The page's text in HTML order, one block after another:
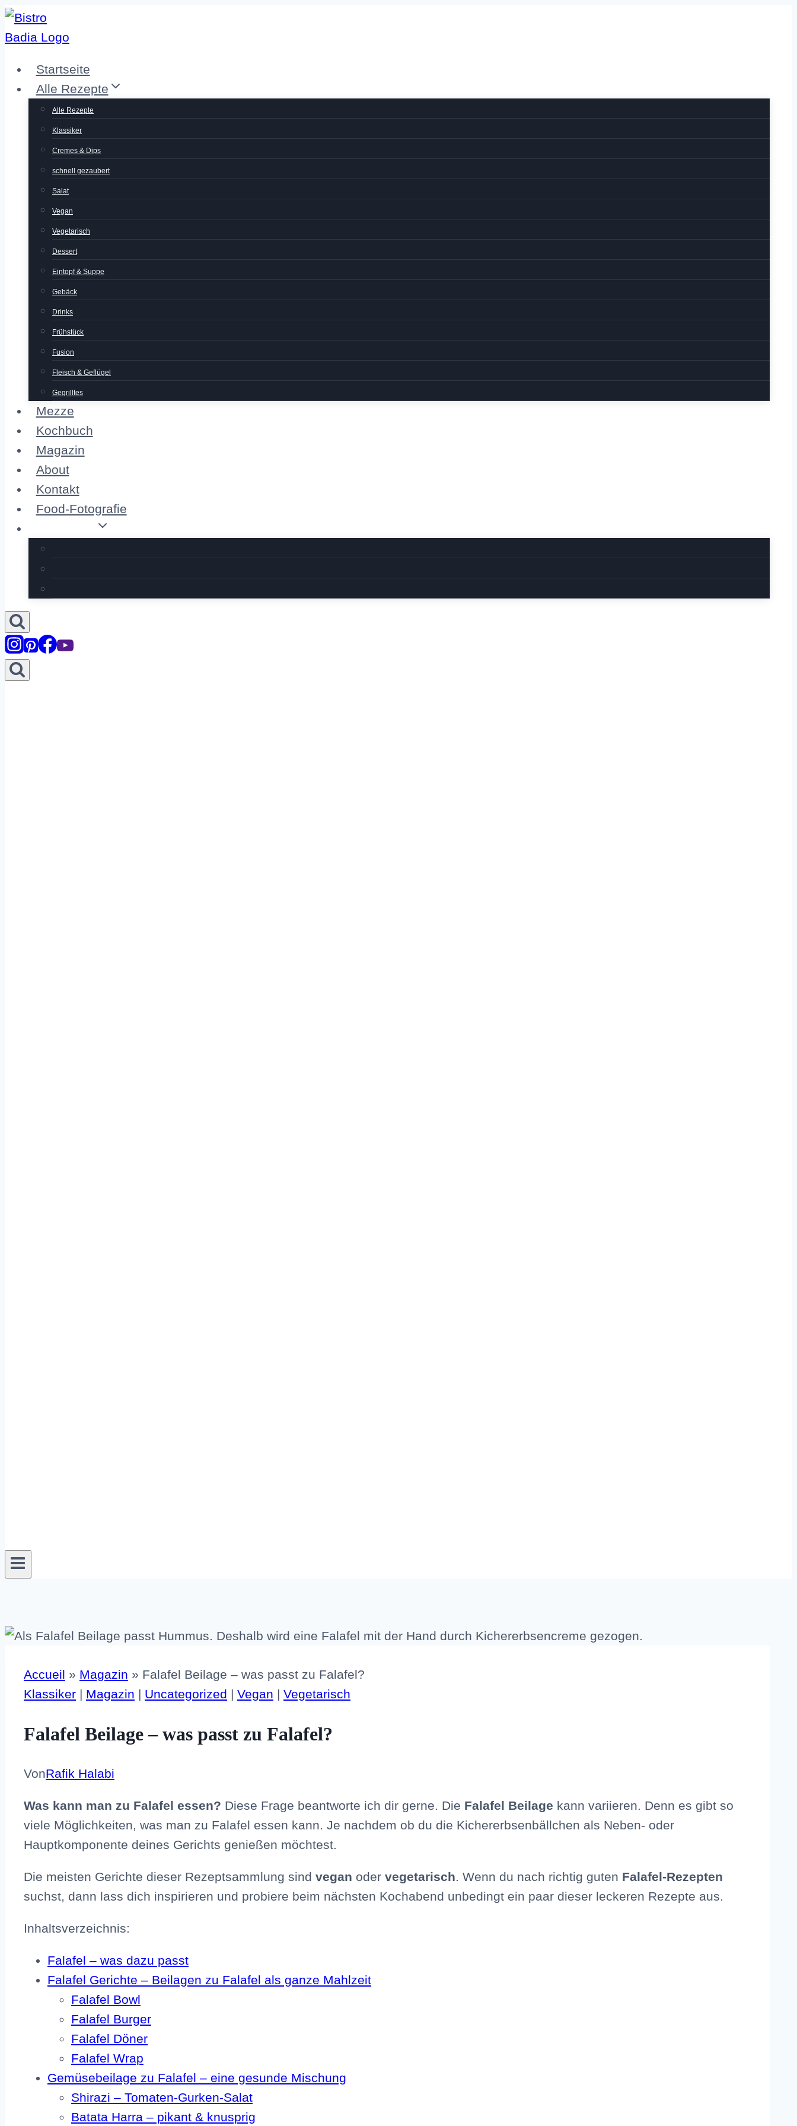
Zum
Inhalt
Startseite
Alle Rezepte
Alle Rezepte
Klassiker
Cremes & Dips
schnell gezaubert
Salat
Vegan
Vegetarisch
Dessert
Eintopf & Suppe
Gebäck
Drinks
Frühstück
Fusion
Fleisch & Geflügel
Gegrilltes
Mezze
Kochbuch
Magazin
About
Kontakt
Food-Fotografie
Accueil » Magazin » Falafel Beilage – was passt zu Falafel?
Klassiker | Magazin | Uncategorized | Vegan | Vegetarisch
Falafel Beilage – was passt zu Falafel?
VonRafik Halabi
Was kann man zu Falafel essen? Diese Frage beantworte ich dir gerne. Die Falafel Beilage kann variieren. Denn es gibt so
viele Möglichkeiten, was man zu Falafel essen kann. Je nachdem ob du die Kichererbsenbällchen als Neben- oder
Hauptkomponente deines Gerichts genießen möchtest.
Die meisten Gerichte dieser Rezeptsammlung sind vegan oder vegetarisch. Wenn du nach richtig guten Falafel-Rezepten
suchst, dann lass dich inspirieren und probiere beim nächsten Kochabend unbedingt ein paar dieser leckeren Rezepte aus.
Inhaltsverzeichnis:
Falafel – was dazu passt
Falafel Gerichte – Beilagen zu Falafel als ganze Mahlzeit
Falafel Bowl
Falafel Burger
Falafel Döner
Falafel Wrap
Gemüsebeilage zu Falafel – eine gesunde Mischung
Shirazi – Tomaten-Gurken-Salat
Batata Harra – pikant & knusprig